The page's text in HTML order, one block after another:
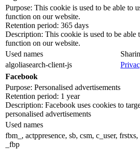
Purpose: This cookie is used to be able to
function on our website.
Retention period: 365 days
Description: This cookie is used to be able
function on our website.
Used names
algoliasearch-client-js
Facebook
Purpose: Personalised advertisements
Retention period: 1 year
Description: Facebook uses cookies to
personalised advertisements
Used names
fbm_, actppresence, sb, csm, c_user, frstxs,
_fbp